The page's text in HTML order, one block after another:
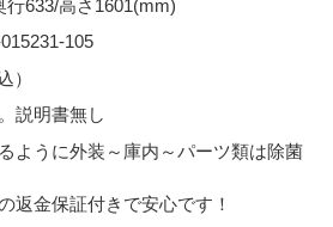
633/高さ1601(mm)
105
）
説明書無し
ように外装～庫内～パーツ類は除菌
返金保証付きで安心です！